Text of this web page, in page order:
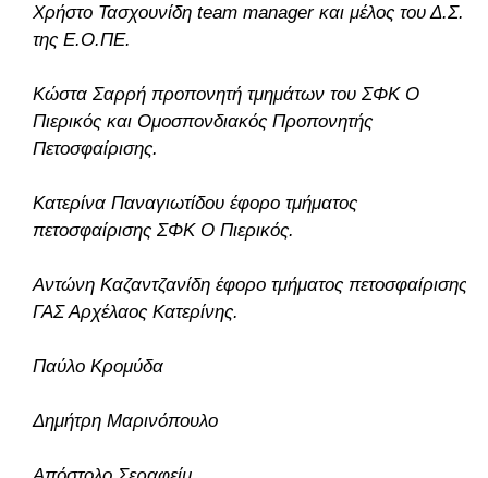
Χρήστο Τασχουνίδη team manager και μέλος του Δ.Σ.
της Ε.Ο.ΠΕ.
Κώστα Σαρρή προπονητή τμημάτων του ΣΦΚ Ο
Πιερικός και Ομοσπονδιακός Προπονητής
Πετοσφαίρισης.
Κατερίνα Παναγιωτίδου έφορο τμήματος
πετοσφαίρισης ΣΦΚ Ο Πιερικός.
Αντώνη Καζαντζανίδη έφορο τμήματος πετοσφαίρισης
ΓΑΣ Αρχέλαος Κατερίνης.
Παύλο Κρομύδα
Δημήτρη Μαρινόπουλο